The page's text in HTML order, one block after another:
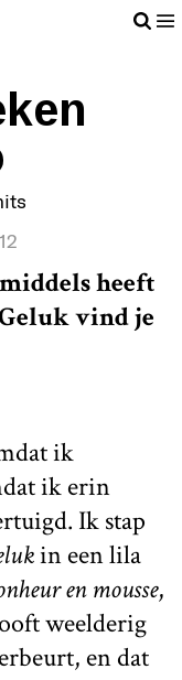
heeft
vind je
ik
ik erin
Ik stap
in een lila
en mousse,
weelderig
en dat